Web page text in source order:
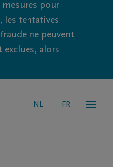
mesures pour
les tentatives
ne peuvent
exclues, alors
NL FR